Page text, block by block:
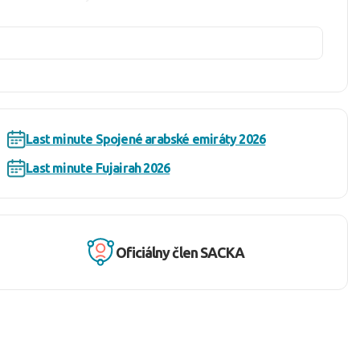
kaviarne a Wi-Fi pripojenia. K dispozícii sú tiež
zahŕňa raňajky, obedy, večere, ľahké občerstvenie
mesta a chcú si užiť prírodu.
Last minute Spojené arabské emiráty 2026
Last minute Fujairah 2026
Oficiálny člen SACKA